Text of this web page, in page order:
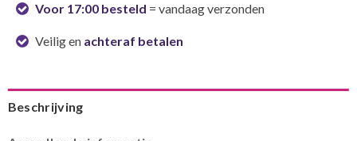
Voor 17:00 besteld = vandaag verzonden
Veilig en achteraf betalen
Beschrijving